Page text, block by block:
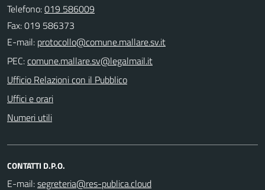
Telefono:019 586009
Fax: 019 586373
E-mail:
PEC:
Ufficio Relazioni con il Pubblico
Uffici e orari
Numeri utili
CONTATTI D.P.O.
E-mail: